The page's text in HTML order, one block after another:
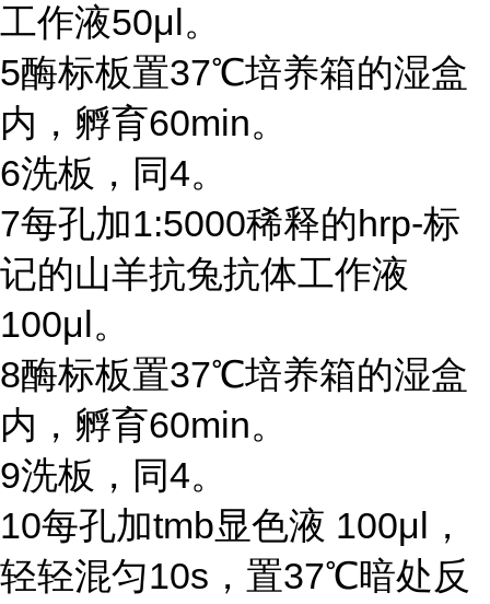
工作液50μl。
5酶标板置37℃培养箱的湿盒
内，孵育60min。
6洗板，同4。
7每孔加1:5000稀释的hrp-标
记的山羊抗兔抗体工作液
100μl。
8酶标板置37℃培养箱的湿盒
内，孵育60min。
9洗板，同4。
10每孔加tmb显色液 100μl ，
轻轻混匀10s ，置37℃暗处反